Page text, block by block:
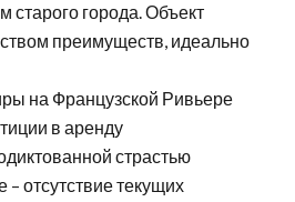
города. Объект
преимуществ, идеально
на Французской Ривьере
в аренду
страстью
отсутствие текущих